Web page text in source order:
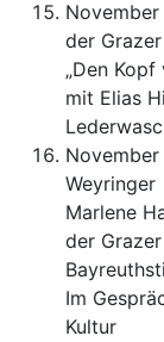
der
„Den
mit Elias
Weyringer
Marlene
der
Im
Kultur